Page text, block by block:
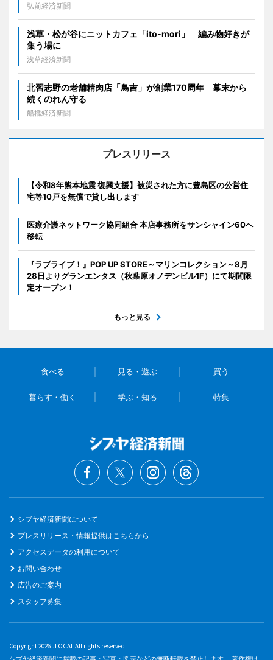
弘前経済新聞
浅草・松が谷にニットカフェ「ito-mori」 編み物好きが
集う場に
浅草経済新聞
北習志野の老舗精肉店「鳥吉」が創業170周年 幕末から
続くのれん守る
船橋経済新聞
プレスリリース
【令和8年熊本地震 復興支援】被災された方に豊島区の公営住
宅等10戸を無償で貸し出します
医療介護ネットワーク協同組合 本店事務所をサンシャイン60へ
移転
『ラブライブ！』POP UP STORE～マリンコレクション～8月
28日よりグランエンタス（秋葉原オノデンビル1F）にて期間限
定オープン！
もっと見る
食べる 見る・遊ぶ 買う
暮らす・働く 学ぶ・知る 特集
シブヤ経済新聞について
プレスリリース・情報提供はこちらから
アクセスデータの利用について
お問い合わせ
広告のご案内
スタッフ募集
Copyright 2026 JLOCAL All rights reserved.